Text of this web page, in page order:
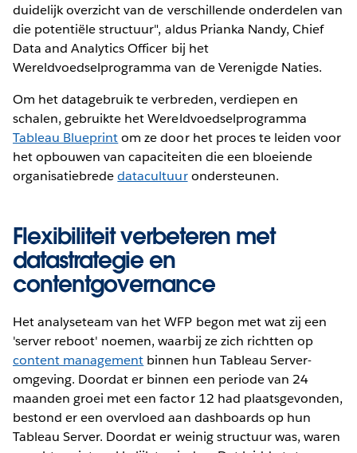
duidelijk overzicht van de verschillende onderdelen van
die potentiële structuur", aldus Prianka Nandy, Chief
Data and Analytics Officer bij het
Wereldvoedselprogramma van de Verenigde Naties.
Om het datagebruik te verbreden, verdiepen en
schalen, gebruikte het Wereldvoedselprogramma
Tableau Blueprintom ze door het proces te leiden voor
het opbouwen van capaciteiten die een bloeiende
organisatiebrededatacultuurondersteunen.
Flexibiliteit verbeteren met
datastrategie en
contentgovernance
Het analyseteam van het WFP begon met wat zij een
'server reboot' noemen, waarbij ze zich richtten op
content management binnen hun Tableau Server-
omgeving. Doordat er binnen een periode van 24
maanden groei met een factor 12 had plaatsgevonden,
bestond er een overvloed aan dashboards op hun
Tableau Server. Doordat er weinig structuur was, waren